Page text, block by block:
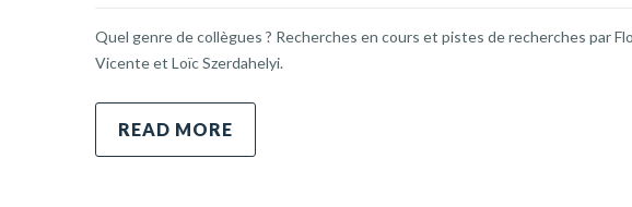
Quel genre de collègues ? Recherches en cours et pistes de recherches par
Vicente et Loïc Szerdahelyi.
READ MORE